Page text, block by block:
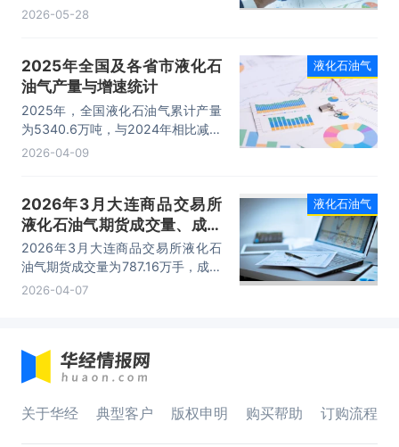
金额为3278.75亿元，成交均价为
2026-05-28
2025年全国及各省市液化石
油气产量与增速统计
2025年，全国液化石油气累计产量
为5340.6万吨，与2024年相比减少
了77.4万吨，产量累计同比下降
2026-04-09
液化石油气
2026年3月大连商品交易所
液化石油气期货成交量、成交
金额及成交均价统计
2026年3月大连商品交易所液化石
油气期货成交量为787.16万手，成交
金额为9248.76亿元，成交均价为
2026-04-07
液化石油气
关于华经 典型客户 版权申明 购买帮助 订购流程